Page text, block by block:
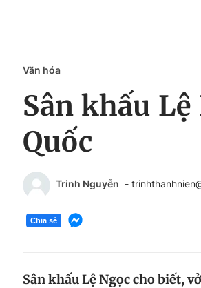
Văn hóa
Sân khấu
Quốc
Trinh Nguyễn -
Chia sẻ
Sân khấu Lệ Ngọc cho biết,